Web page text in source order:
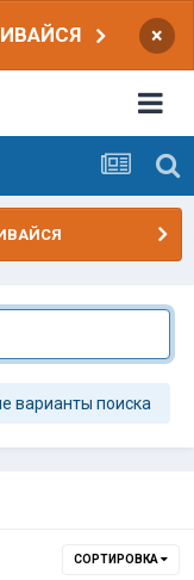
×
варианты поиска
СОРТИРОВКА